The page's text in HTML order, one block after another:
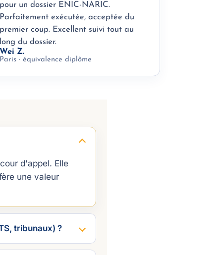
pour un dossier ENIC-NARIC.
Parfaitement exécutée, acceptée du
premier coup. Excellent suivi tout au
long du dossier.
Wei Z.
Paris · équivalence diplôme
d'appel. Elle
une valeur
tribunaux) ?